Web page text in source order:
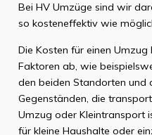
Bei HV Umzüge sind wir
so kosteneffektiv wie
Die Kosten für einen
Faktoren ab, wie
den beiden Standorten und
Gegenständen, die
Umzug oder Kleintransport
für kleine Haushalte oder